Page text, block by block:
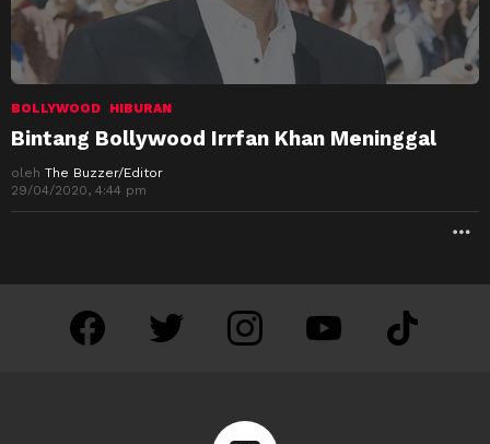
BOLLYWOOD HIBURAN
Bintang Bollywood Irrfan Khan Meninggal
oleh The Buzzer/Editor
29/04/2020, 4:44 pm
facebook twitter instagram tiktok